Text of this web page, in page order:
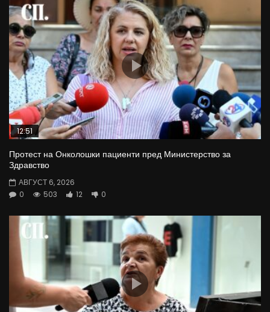
12:51
Протест на Онколошки пациенти пред Министерство за
Здравство
АВГУСТ 6, 2026
0
503 12 0